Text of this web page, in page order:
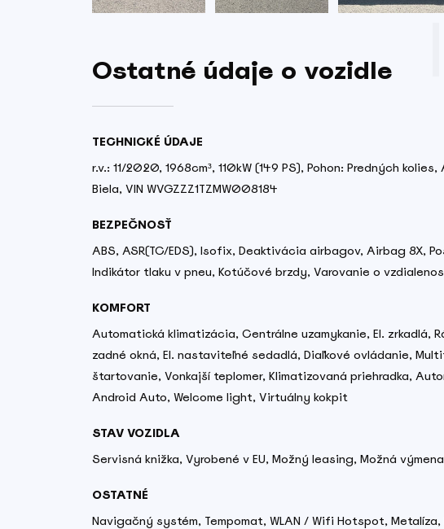
Ostatné údaje o vozidle
TECHNICKÉ ÚDAJE
r.v.: 11/2020, 1968cm³, 110kW (149 PS), Pohon: Predných
Biela, VIN WVGZZZ1TZMW008184
BEZPEČNOSŤ
ABS, ASR(TC/EDS), Isofix, Deaktivácia airbagov, Airbag 8X,
Indikátor tlaku v pneu, Kotúčové brzdy, Varovanie o
KOMFORT
Automatická klimatizácia, Centrálne uzamykanie, El. zrkadlá,
zadné okná, El. nastaviteľné sedadlá, Diaľkové ovládanie,
štartovanie, Vonkajší teplomer, Klimatizovaná priehradka,
Android Auto, Welcome light, Virtuálny kokpit
STAV VOZIDLA
Servisná knižka, Vyrobené v EU, Možný leasing, Možná
OSTATNÉ
Navigačný systém, Tempomat, WLAN / Wifi Hotspot,